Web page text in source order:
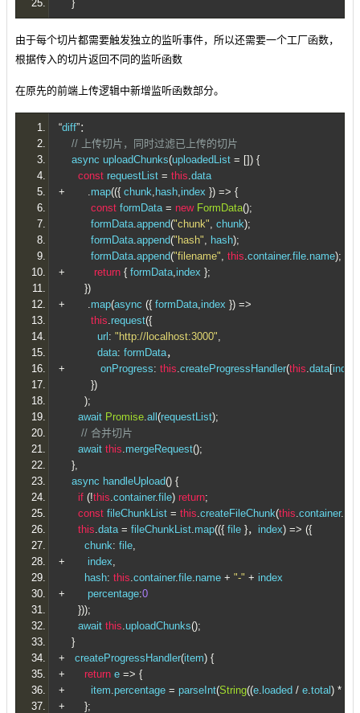
}
由于每个切片都需要触发独立的监听事件，所以还需要一个工厂函数，
根据传入的切片返回不同的监听函数
在原先的前端上传逻辑中新增监听函数部分。
“diff”：
// 上传切片，同时过滤已上传的切片
async uploadChunks(uploadedList = []) {
const requestList = this.data
+
.map(({ chunk, hash,index }) => {
const formData = new FormData();
formData.append("chunk", chunk);
formData.append("hash", hash);
formData.append("filename", this.container.file.name);
+
return { formData,index };
})
+
.map(async ({ formData,index }) =>
this.request({
url : "http://localhost:3000",
data: formData，
+ onProgress: this.createProgressHandler(this.data[index
})
);
await Promise.all (requestList);
// 合并切片
await this.mergeRequest();
},
async handleUpload() {
if (!this.container.file) return;
const fileChunkList = this.createFileChunk(this.container.
this.data = fileChunkList.map(({ file }， index) => ({
chunk: file,
+ index,
hash: this.container.file.name + "-" + index
+ percentage:0
}));
await this.uploadChunks();
}
+ createProgressHandler(item) {
+
return e => {
+ item.percentage = parseInt(String((e. loaded / e.total) *
+
};